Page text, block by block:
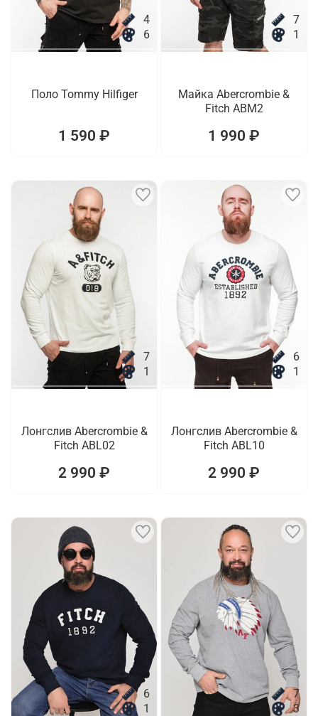
4
6
Поло Tommy Hilfiger
1 590 ₽
7
1
Майка Abercrombie &
Fitch ABM2
1 990 ₽
7
1
Лонгслив Abercrombie &
Fitch ABL02
2 990 ₽
6
1
Лонгслив Abercrombie &
Fitch ABL10
2 990 ₽
6
1
7
3